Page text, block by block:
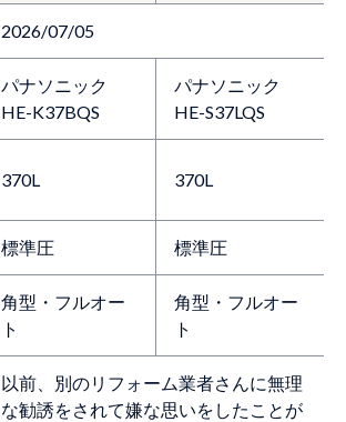
2026/07/05
パナソニック
HE-K37BQS
パナソニック
HE-S37LQS
370L 370L
標準圧 標準圧
角型・フルオー
ト
角型・フルオー
ト
以前、別のリフォーム業者さんに無理
な勧誘をされて嫌な思いをしたことが